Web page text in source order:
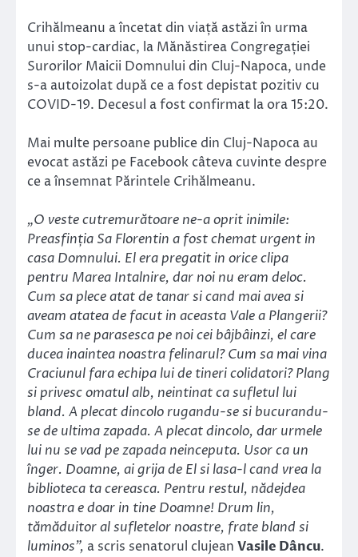
Crihălmeanu a încetat din viață astăzi în urma
unui stop-cardiac, la Mănăstirea Congregației
Surorilor Maicii Domnului din Cluj-Napoca, unde
s-a autoizolat după ce a fost depistat pozitiv cu
COVID-19. Decesul a fost confirmat la ora 15:20.
Mai multe persoane publice din Cluj-Napoca au
evocat astăzi pe Facebook câteva cuvinte despre
ce a însemnat Părintele Crihălmeanu.
„O veste cutremurătoare ne-a oprit inimile:
Preasfinția Sa Florentin a fost chemat urgent in
casa Domnului. El era pregatit in orice clipa
pentru Marea Intalnire, dar noi nu eram deloc.
Cum sa plece atat de tanar si cand mai avea si
aveam atatea de facut in aceasta Vale a Plangerii?
Cum sa ne parasesca pe noi cei bâjbâinzi, el care
ducea inaintea noastra felinarul? Cum sa mai vina
Craciunul fara echipa lui de tineri colidatori? Plang
si privesc omatul alb, neintinat ca sufletul lui
bland. A plecat dincolo rugandu-se si bucurandu-
se de ultima zapada. A plecat dincolo, dar urmele
lui nu se vad pe zapada neinceputa. Usor ca un
înger. Doamne, ai grija de El si lasa-l cand vrea la
biblioteca ta cereasca. Pentru restul, nădejdea
noastra e doar in tine Doamne! Drum lin,
tămăduitor al sufletelor noastre, frate bland si
luminos”, a scris senatorul clujean Vasile Dâncu.